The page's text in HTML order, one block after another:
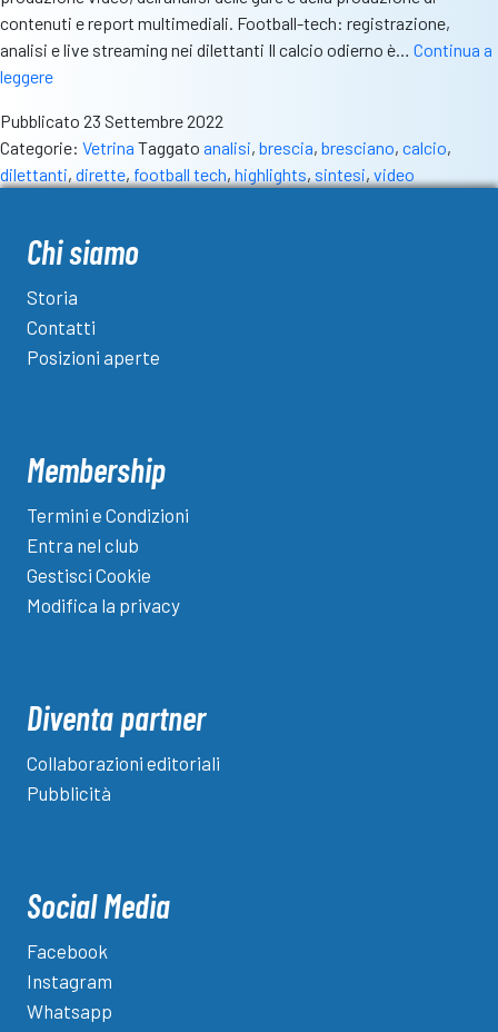
contenuti e report multimediali. Football-tech: registrazione,
analisi e live streaming nei dilettanti Il calcio odierno è… Continua a
leggereNasce
Tech,
il
partner
delle
squadre
bresciane
l’analisi
delle
Pubblicato 23 Settembre 2022
Categorie: Vetrina Taggato analisi, brescia, bresciano, calcio,
dilettanti, dirette, football tech, highlights, sintesi, video
Chi siamo
Storia
Contatti
Posizioni aperte
Membership
Termini e Condizioni
Entra nel club
Gestisci Cookie
Modifica la privacy
Diventa partner
Collaborazioni editoriali
Pubblicità
Social Media
Facebook
Instagram
Whatsapp